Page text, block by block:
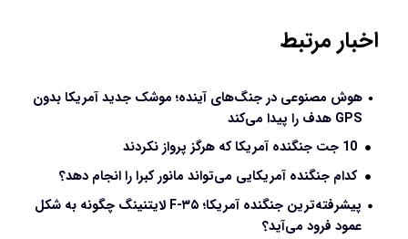
اخبار مرتبط
هوش مصنوعی در جنگ‌های آینده؛ موشک جدید آمریکا بدون
GPS هدف را پیدا می‌کند
10 جت جنگنده آمریکا که هرگز پرواز نکردند
کدام جنگنده آمریکایی می‌تواند مانور کبرا را انجام دهد؟
پیشرفته‌ترین جنگنده آمریکا؛ F-۳۵ لایتنینگ چگونه به شکل
عمود فرود می‌آید؟